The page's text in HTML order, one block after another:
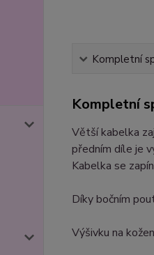
Kompletní
Kompletní
Větší kabelka
předním díle je
Kabelka se
Díky bočním
Výšivku na